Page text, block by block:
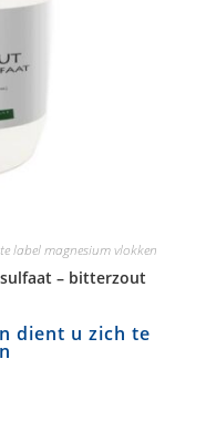
label magnesium vlokken
– bitterzout
dient u zich te